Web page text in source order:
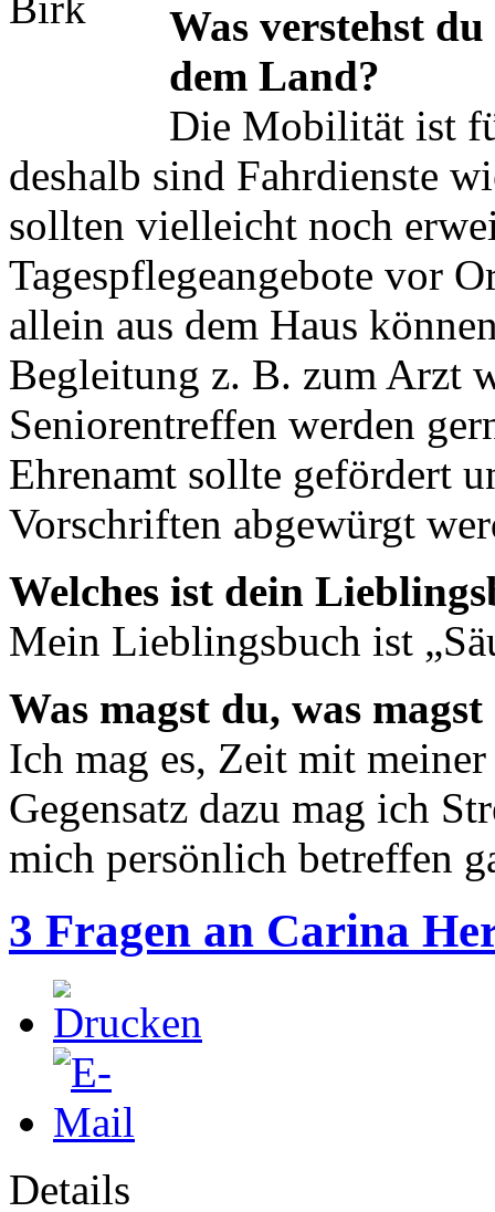
Was verstehst
dem Land?
Die Mobilität ist
deshalb sind Fahrdienste
sollten vielleicht noch
Tagespflegeangebote vor
allein aus dem Haus
Begleitung z. B. zum Arzt
Seniorentreffen werden
Ehrenamt sollte gefördert
Vorschriften abgewürgt
Welches ist dein
Mein Lieblingsbuch ist
Was magst du, was
Ich mag es, Zeit mit
Gegensatz dazu mag ich
mich persönlich betreffen
3 Fragen an Carina
Details